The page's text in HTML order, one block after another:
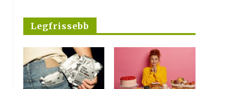
Legfrissebb